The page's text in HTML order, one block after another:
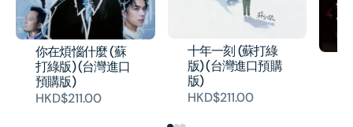
你在煩惱什麼 (蘇
打綠版) (台灣進口
預購版)
HKD$211.00
十年一刻 (蘇打綠
版) (台灣進口預購
版)
HKD$211.00